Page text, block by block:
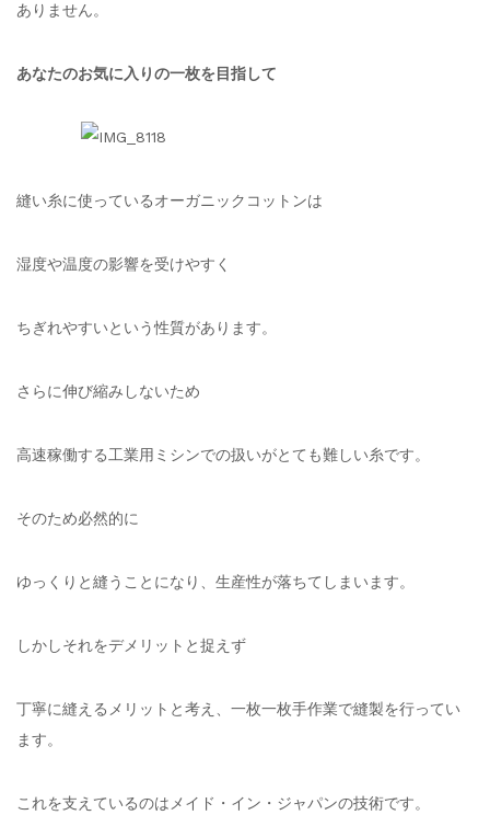
ありません。
あなたのお気に入りの一枚を目指して
縫い糸に使っているオーガニックコットンは
湿度や温度の影響を受けやすく
ちぎれやすいという性質があります。
さらに伸び縮みしないため
高速稼働する工業用ミシンでの扱いがとても難しい糸です。
そのため必然的に
ゆっくりと縫うことになり、生産性が落ちてしまいます。
しかしそれをデメリットと捉えず
丁寧に縫えるメリットと考え、一枚一枚手作業で縫製を行ってい
ます。
これを支えているのはメイド・イン・ジャパンの技術です。